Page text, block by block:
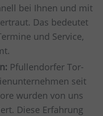
bei Ihnen und mit
Das bedeutet
und Service,
Pfullendorfer Tor-
seit
wurden von uns
Diese Erfahrung